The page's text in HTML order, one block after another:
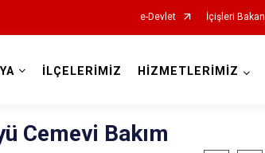
e-Devlet İçişleri
İLÇELERİMİZ HİZMETLERİMİZ
Cemevi Bakım